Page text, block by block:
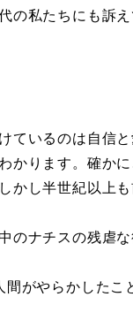
の私たちにも訴
ているのは自信
かります。確か
かし半世紀以上
ナチスの残虐
がやらかしたこ